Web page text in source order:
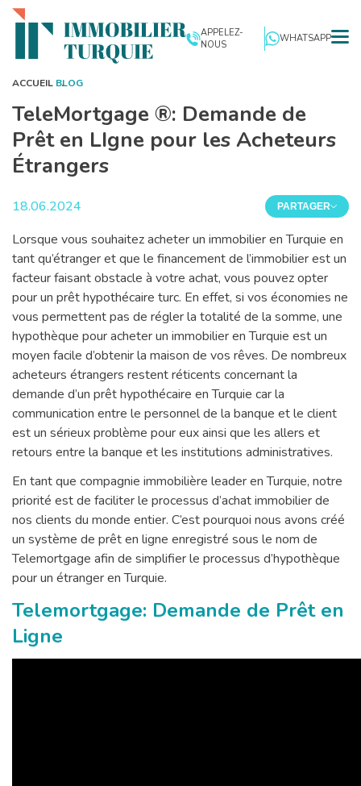
APPELEZ-
NOUS
WHATSAPP
ACCUEIL BLOG
TeleMortgage ®: Demande de
Prêt en LIgne pour les Acheteurs
Étrangers
18.06.2024 PARTAGER
Lorsque vous souhaitez acheter un immobilier en Turquie en
tant qu’étranger et que le financement de l’immobilier est un
facteur faisant obstacle à votre achat, vous pouvez opter
pour un prêt hypothécaire turc. En effet, si vos économies ne
vous permettent pas de régler la totalité de la somme, une
hypothèque pour acheter un immobilier en Turquie est un
moyen facile d’obtenir la maison de vos rêves. De nombreux
acheteurs étrangers restent réticents concernant la
demande d’un prêt hypothécaire en Turquie car la
communication entre le personnel de la banque et le client
est un sérieux problème pour eux ainsi que les allers et
retours entre la banque et les institutions administratives.
En tant que compagnie immobilière leader en Turquie, notre
priorité est de faciliter le processus d’achat immobilier de
nos clients du monde entier. C’est pourquoi nous avons créé
un système de prêt en ligne enregistré sous le nom de
Telemortgage afin de simplifier le processus d’hypothèque
pour un étranger en Turquie.
Telemortgage: Demande de Prêt en
Ligne